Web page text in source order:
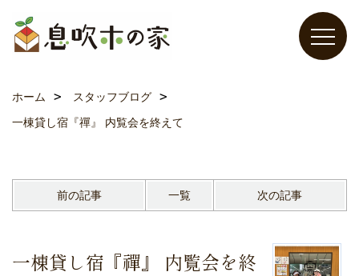
ホーム
スタッフブログ
一棟貸し宿『禪』 内覧会を終えて
前の記事 一覧 次の記事
一棟貸し宿『禪』 内覧会を終